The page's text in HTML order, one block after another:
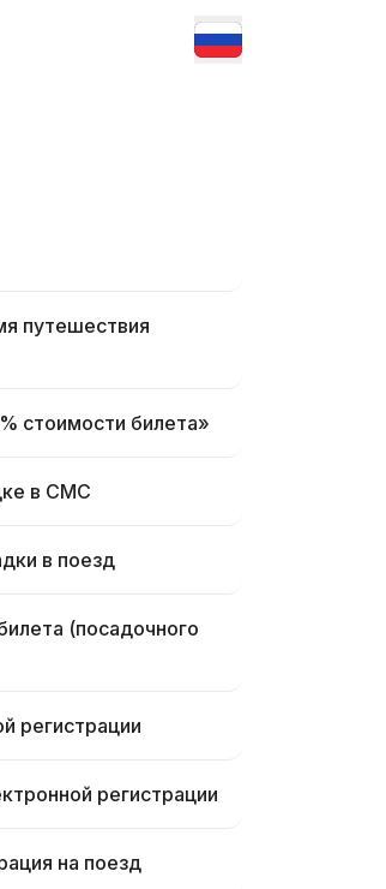
путешествия
стоимости билета»
в СМС
в поезд
(посадочного
регистрации
регистрации
на поезд